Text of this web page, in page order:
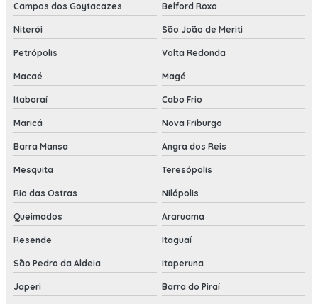
Campos dos Goytacazes Belford Roxo
Niterói São João de Meriti
Petrópolis Volta Redonda
Macaé Magé
Itaboraí Cabo Frio
Maricá Nova Friburgo
Barra Mansa Angra dos Reis
Mesquita Teresópolis
Rio das Ostras Nilópolis
Queimados Araruama
Resende Itaguaí
São Pedro da Aldeia Itaperuna
Japeri Barra do Piraí